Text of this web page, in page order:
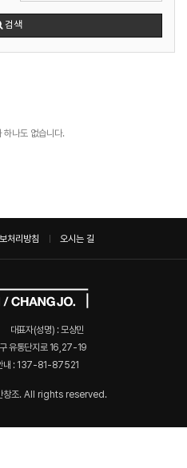
검색
하나도 없습니다.
처리방침 오시는 길
대표자(성명) : 모상민
유통단지로 16,27-19
내 : 137-81-87521
창조. All rights reserved.